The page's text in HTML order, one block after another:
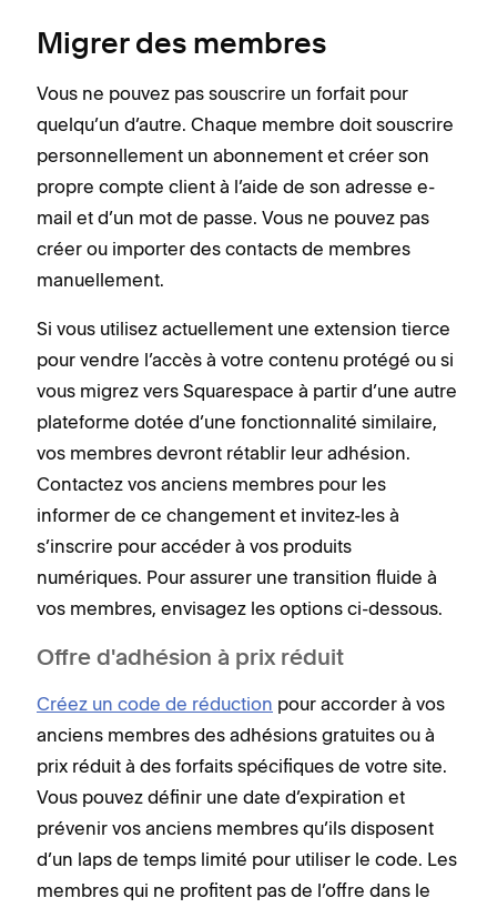
Migrer des membres
Vous ne pouvez pas souscrire un forfait pour
quelqu’un d’autre. Chaque membre doit souscrire
personnellement un abonnement et créer son
propre compte client à l’aide de son adresse e-
mail et d’un mot de passe. Vous ne pouvez pas
créer ou importer des contacts de membres
manuellement.
Si vous utilisez actuellement une extension tierce
pour vendre l’accès à votre contenu protégé ou si
vous migrez vers Squarespace à partir d’une autre
plateforme dotée d’une fonctionnalité similaire,
vos membres devront rétablir leur adhésion.
Contactez vos anciens membres pour les
informer de ce changement et invitez-les à
s’inscrire pour accéder à vos produits
numériques. Pour assurer une transition fluide à
vos membres, envisagez les options ci-dessous.
Offre d'adhésion à prix réduit
Créez un code de réduction pour accorder à vos
anciens membres des adhésions gratuites ou à
prix réduit à des forfaits spécifiques de votre site.
Vous pouvez définir une date d’expiration et
prévenir vos anciens membres qu’ils disposent
d’un laps de temps limité pour utiliser le code. Les
membres qui ne profitent pas de l’offre dans le